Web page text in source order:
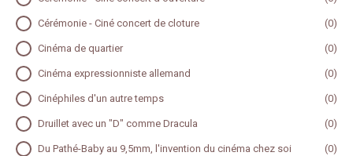
Cérémonie - Ciné concert de cloture (0)
Cinéma de quartier (0)
Cinéma expressionniste allemand (0)
Cinéphiles d'un autre temps (0)
Druillet avec un "D" comme Dracula (0)
Du Pathé-Baby au 9,5mm, l'invention du cinéma chez soi (0)